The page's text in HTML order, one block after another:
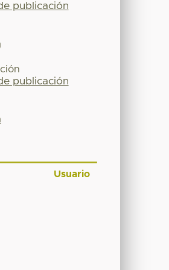
publicación
publicación
Usuario